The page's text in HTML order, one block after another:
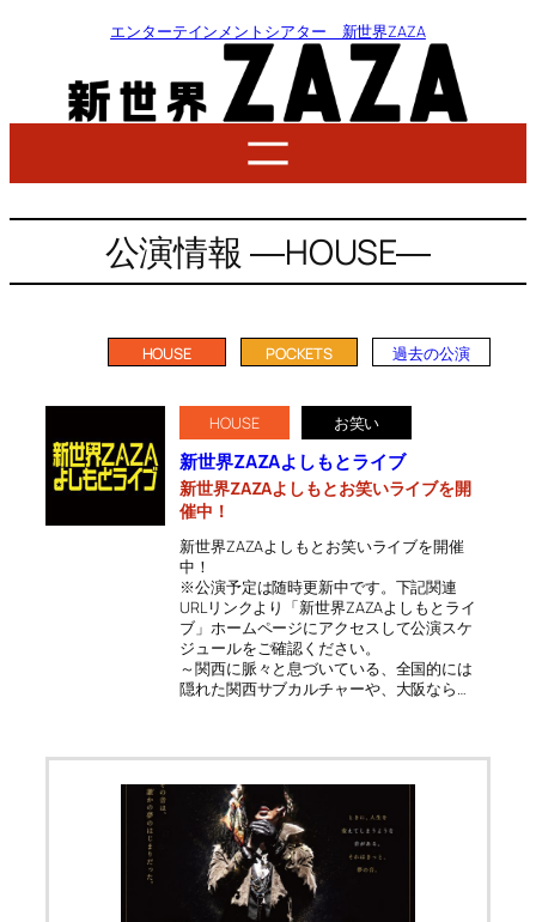
エンターテインメントシアター 新世界ZAZA
公演情報 ―HOUSE―
HOUSE POCKETS 過去の公演
HOUSE お笑い
新世界ZAZAよしもとライブ
新世界ZAZAよしもとお笑いライブを開
催中！
新世界ZAZAよしもとお笑いライブを開催
中！
※公演予定は随時更新中です。下記関連
URLリンクより「新世界ZAZAよしもとライ
ブ」ホームページにアクセスして公演スケ
ジュールをご確認ください。
～関西に脈々と息づいている、全国的には
隠れた関西サブカルチャーや、大阪なら…